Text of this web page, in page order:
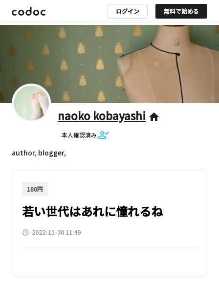
ログイン 無料で始める
naoko kobayashi home
本人確認済み
author, blogger,
100円
若い世代はあれに憧れるね
access_time 2022-11-30 11:49